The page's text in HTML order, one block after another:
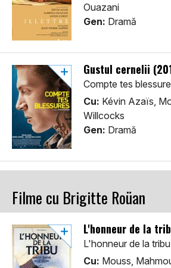
Ouazani
Gen: Dramă
Gustul cernelii
Compte tes
Cu: Kévin Azaïs,
Willcocks
Gen: Dramă
Filme cu Brigitte Roüan
L'honneur de la
L'honneur de la tribu
Cu: Mouss,